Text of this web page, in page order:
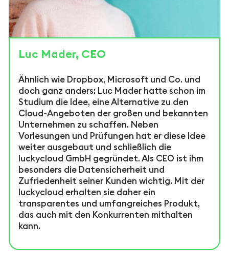
Luc Mader, CEO
Ähnlich wie Dropbox, Microsoft und Co. und
doch ganz anders: Luc Mader hatte schon im
Studium die Idee, eine Alternative zu den
Cloud-Angeboten der großen und bekannten
Unternehmen zu schaffen. Neben
Vorlesungen und Prüfungen hat er diese Idee
weiter ausgebaut und schließlich die
luckycloud GmbH gegründet. Als CEO ist ihm
besonders die Datensicherheit und
Zufriedenheit seiner Kunden wichtig. Mit der
luckycloud erhalten sie daher ein
transparentes und umfangreiches Produkt,
das auch mit den Konkurrenten mithalten
kann.